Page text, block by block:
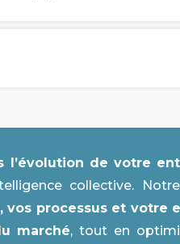
l’évolution de votre
collective.
vos processus et votre
marché, tout en